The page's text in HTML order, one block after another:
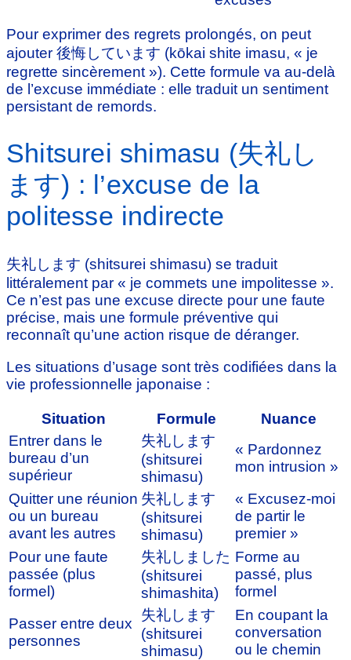
Pour exprimer des regrets prolongés, on peut
ajouter 後悔しています (kōkai shite imasu, « je
regrette sincèrement »). Cette formule va au-delà
de l’excuse immédiate : elle traduit un sentiment
persistant de remords.
Shitsurei shimasu (失礼し
ます) : l’excuse de la
politesse indirecte
失礼します (shitsurei shimasu) se traduit
littéralement par « je commets une impolitesse ».
Ce n’est pas une excuse directe pour une faute
précise, mais une formule préventive qui
reconnaît qu’une action risque de déranger.
Les situations d’usage sont très codifiées dans la
vie professionnelle japonaise :
Situation Formule
Nuance
Entrer dans le
bureau d’un
supérieur
失礼します
(shitsurei
shimasu)
« Pardonnez
mon intrusion »
Quitter une réunion
ou un bureau
avant les autres
失礼します
(shitsurei
shimasu)
« Excusez-moi
de partir le
premier »
Pour une faute
passée (plus
formel)
失礼しました
(shitsurei
shimashita)
Forme au
passé, plus
formel
Passer entre deux
personnes
失礼します
(shitsurei
shimasu)
En coupant la
conversation
ou le chemin